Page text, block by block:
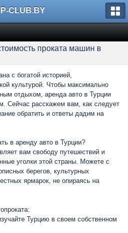
CLUB.BY
проката машин в
с богатой историей,
культурой. Чтобы максимально
отдыхом, аренда авто в Турции
Сейчас расскажем вам, как следует
обратить и ответы дадим на
в аренду авто в Турции?
вам свободу путешествий и
уголки этой страны. Можете с
берегов, культурных
ярмарок, не опираясь на
Турцию в своем собственном